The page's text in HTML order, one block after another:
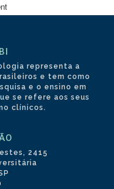
representa a
e tem como
e o ensino em
se refere aos seus
clínicos.
2415